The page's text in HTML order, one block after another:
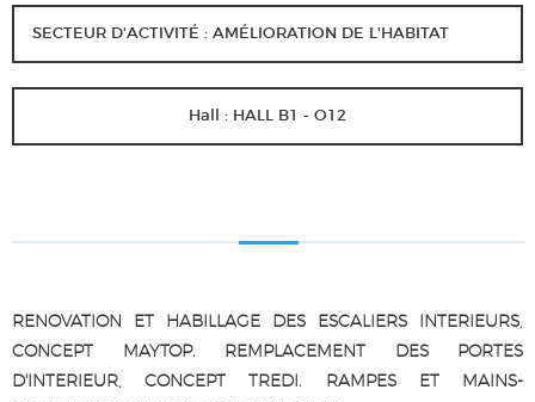
SECTEUR D'ACTIVITÉ : AMÉLIORATION DE L'HABITAT
Hall : HALL B1 - O12
RENOVATION ET HABILLAGE DES ESCALIERS INTERIEURS,
CONCEPT MAYTOP. REMPLACEMENT DES PORTES
D'INTERIEUR, CONCEPT TREDI. RAMPES ET MAINS-